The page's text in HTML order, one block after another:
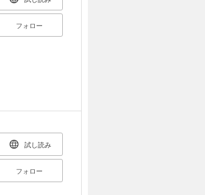
フォロー
試し読み
フォロー